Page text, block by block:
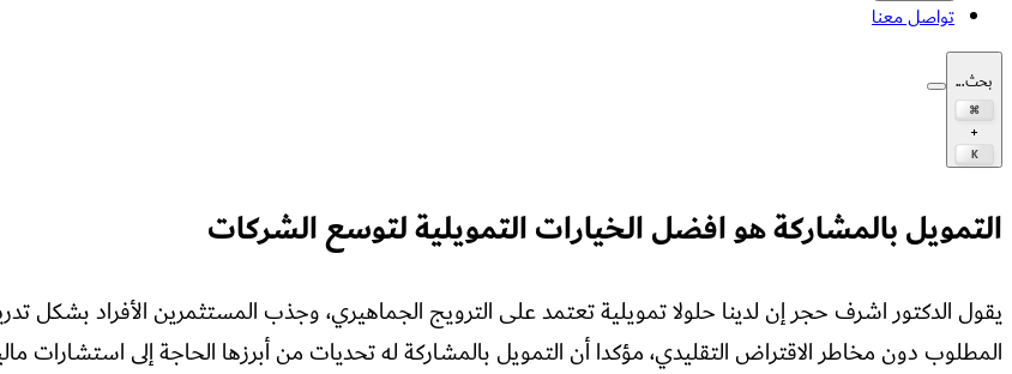
تواصل معنا
بحث...
⌘
+
K
التمويل بالمشاركة هو افضل الخيارات التمويلية لتوسع الشركات
يقول الدكتور اشرف حجر إن لدينا حلولا تمويلية تعتمد على الترويج الجماهيري، وجذب المستثمرين الأفراد
المطلوب دون مخاطر الاقتراض التقليدي، مؤكدا أن التمويل بالمشاركة له تحديات من أبرزها الحاجة إلى استشارات